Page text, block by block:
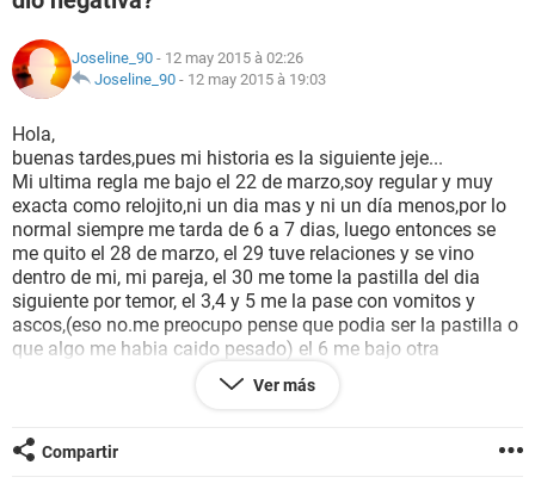
NUTRICIÓN
SEXUALIDAD
GLOSARIO
Joseline_90 - 12 may 2015 à 02:26
Joseline_90 - 12 may 2015 à 19:03
Hola,
buenas tardes,pues mi historia es la siguiente jeje...
Mi ultima regla me bajo el 22 de marzo,soy regular y muy
exacta como relojito,ni un dia mas y ni un día menos,por lo
normal siempre me tarda de 6 a 7 dias, luego entonces se
me quito el 28 de marzo, el 29 tuve relaciones y se vino
dentro de mi, mi pareja, el 30 me tome la pastilla del dia
siguiente por temor, el 3,4 y 5 me la pase con vomitos y
ascos,(eso no.me preocupo pense que podia ser la pastilla o
que algo me habia caido pesado) el 6 me bajo otra
ves(tampoco me preocupo porq he leido que la pastilla
puede causarte una pequeña regla) me tardo 5 dias, se me
relaciones con mi pareja sin protección,solo que no se viene
dentro de mi,(digamos que el me cuida),pero se que antes de
Ver más
Compartir